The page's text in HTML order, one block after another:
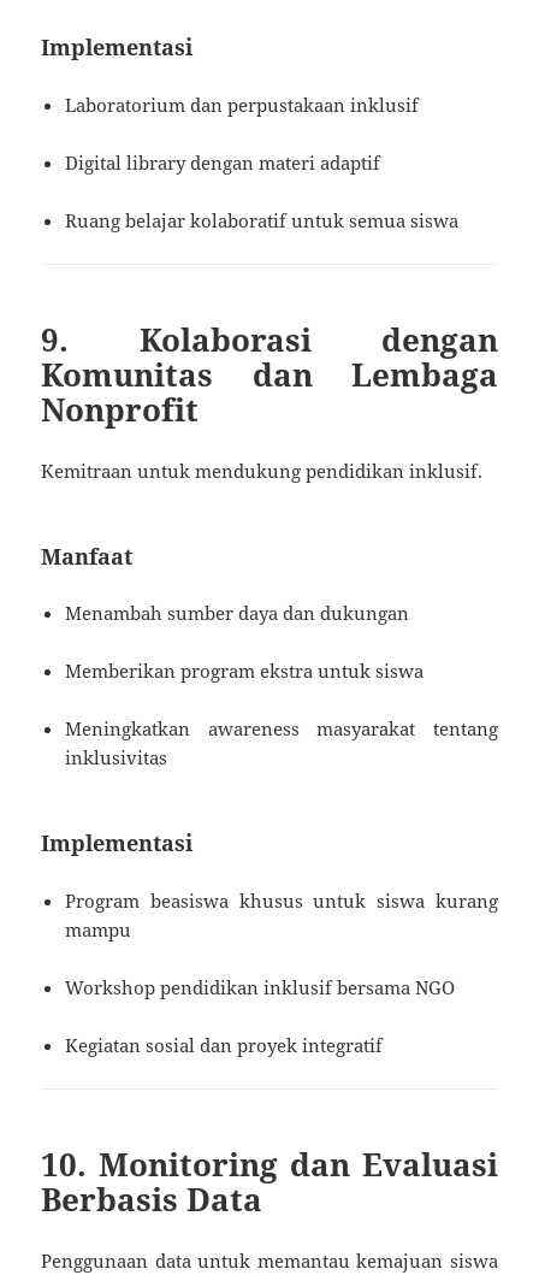
Implementasi
Laboratorium dan perpustakaan inklusif
Digital library dengan materi adaptif
Ruang belajar kolaboratif untuk semua siswa
9. Kolaborasi dengan
Komunitas dan Lembaga
Nonprofit
Kemitraan untuk mendukung pendidikan inklusif.
Manfaat
Menambah sumber daya dan dukungan
Memberikan program ekstra untuk siswa
Meningkatkan awareness masyarakat tentang
inklusivitas
Implementasi
Program beasiswa khusus untuk siswa kurang
mampu
Workshop pendidikan inklusif bersama NGO
Kegiatan sosial dan proyek integratif
10. Monitoring dan Evaluasi
Berbasis Data
Penggunaan data untuk memantau kemajuan siswa